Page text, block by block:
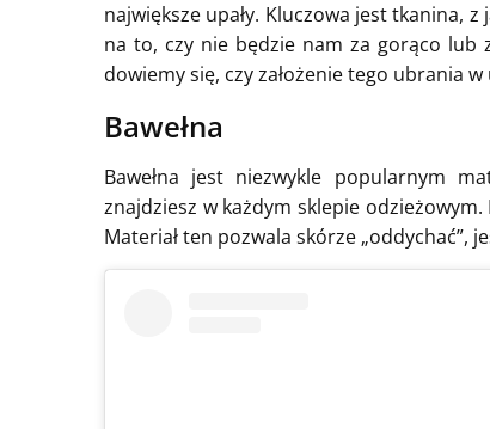
największe upały. Kluczowa jest tkanina,
na to, czy nie będzie nam za gorąco lub
dowiemy się, czy założenie tego ubrania
Bawełna
Bawełna jest niezwykle popularnym
znajdziesz w każdym sklepie
Materiał ten pozwala skórze „oddychać”,